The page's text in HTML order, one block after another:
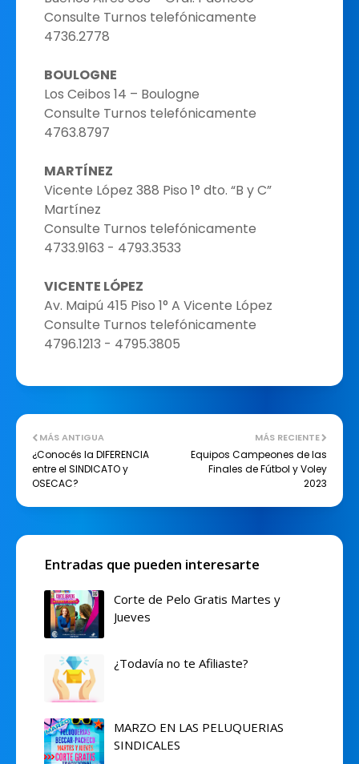
Consulte Turnos telefónicamente
4736.2778
BOULOGNE
Los Ceibos 14 – Boulogne
Consulte Turnos telefónicamente
4763.8797
MARTÍNEZ
Vicente López 388 Piso 1° dto. “B y C”
Martínez
Consulte Turnos telefónicamente
4733.9163 - 4793.3533
VICENTE LÓPEZ
Av. Maipú 415 Piso 1° A Vicente López
Consulte Turnos telefónicamente
4796.1213 - 4795.3805
MÁS RECIENTE
Equipos Campeones de las
Finales de Fútbol y Voley
2023
MÁS ANTIGUA
¿Conocés la DIFERENCIA
entre el SINDICATO y
OSECAC?
Entradas que pueden interesarte
Corte de Pelo Gratis Martes y
Jueves
¿Todavía no te Afiliaste?
MARZO EN LAS PELUQUERIAS
SINDICALES